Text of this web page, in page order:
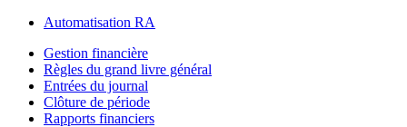
Automatisation RA
Gestion financière
Règles du grand livre général
Entrées du journal
Clôture de période
Rapports financiers